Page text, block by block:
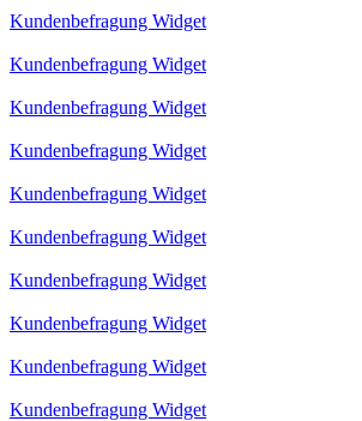
Kundenbefragung Widget
Kundenbefragung Widget
Kundenbefragung Widget
Kundenbefragung Widget
Kundenbefragung Widget
Kundenbefragung Widget
Kundenbefragung Widget
Kundenbefragung Widget
Kundenbefragung Widget
Kundenbefragung Widget